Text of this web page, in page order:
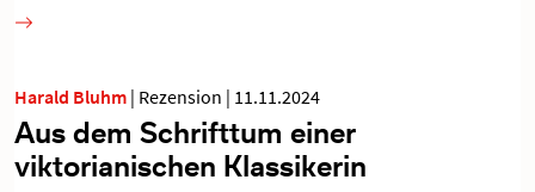
Harald Bluhm | Rezension | 11.11.2024
Aus dem Schrifttum einer
viktorianischen Klassikerin